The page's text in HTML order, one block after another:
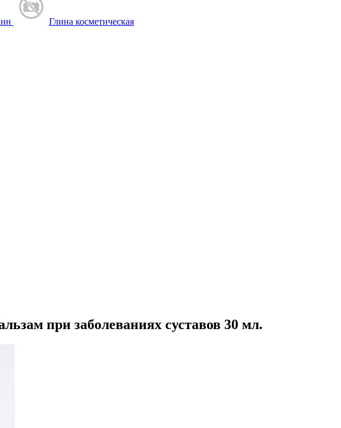
Глина косметическая
при заболеваниях суставов 30 мл.